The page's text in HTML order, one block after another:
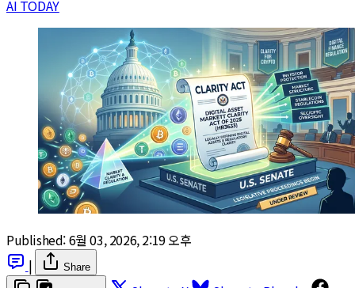
AI TODAY
Published:6월 03, 2026, 2:19 오후
|
Share